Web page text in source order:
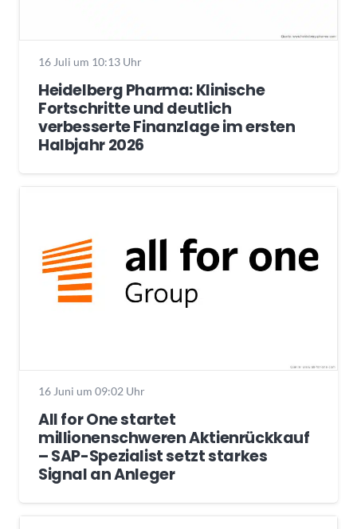
16 Juli um 10:13 Uhr
Heidelberg Pharma: Klinische
Fortschritte und deutlich
verbesserte Finanzlage im ersten
Halbjahr 2026
16 Juni um 09:02 Uhr
All for One startet
millionenschweren Aktienrückkauf
– SAP-Spezialist setzt starkes
Signal an Anleger